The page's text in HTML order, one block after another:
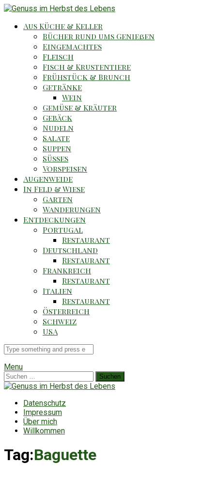
Aus Küche & Keller
Bücher rund ums Genießen
Eingemachtes
Fleisch
Fisch & Krustentiere
Frühstück & Brunch
Getränke
Wein
Gemüse & Kräuter
Gebäck
Nudeln
Salate
Suppen
Süsses
Vorspeisen
Augenweide
In Feld & Wiese
Garten
Wanderungen
Entdeckungen
Portugal
Restaurant
Deutschland
Restaurant
Frankreich
Restaurant
Italien
Restaurant
Österreich
Schweiz
USA
Suche
für
Menu
Suchen
nach:
Datenschutz
Impressum
Über mich
Willkommen
Tag:Baguette